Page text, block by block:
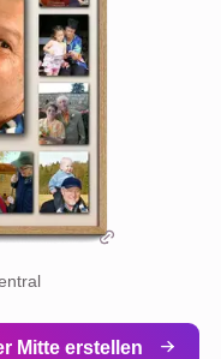
Mitte erstellen